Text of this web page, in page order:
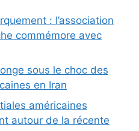
: l’association
commémore avec
sous le choc des
en Iran
américaines
autour de la récente